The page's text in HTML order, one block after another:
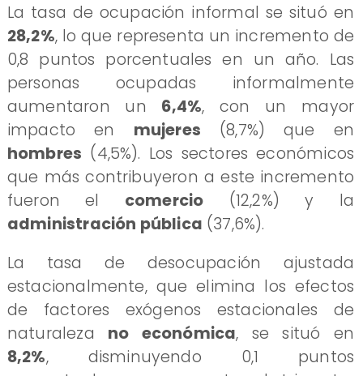
La tasa de ocupación informal se situó en
28,2%, lo que representa un incremento de
0,8 puntos porcentuales en un año. Las
personas ocupadas informalmente
aumentaron un 6,4%, con un mayor
impacto en mujeres (8,7%) que en
hombres (4,5%). Los sectores económicos
que más contribuyeron a este incremento
fueron el comercio (12,2%) y la
administración pública (37,6%).
La tasa de desocupación ajustada
estacionalmente, que elimina los efectos
de factores exógenos estacionales de
naturaleza no económica, se situó en
8,2%, disminuyendo 0,1 puntos